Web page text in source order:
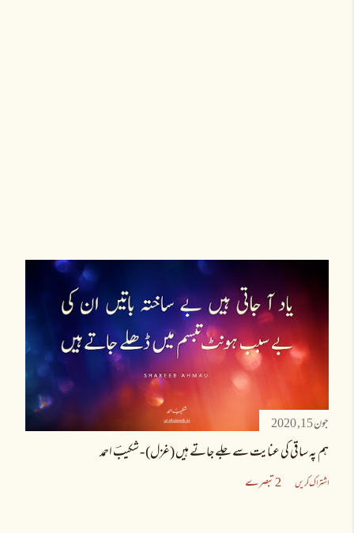
جون 15, 2020
ہم پہ ساقی کی عنایت سے جلے جاتے ہیں (غزل) - شکیبؔ احمد
اشتراک کریں 2 تبصرے